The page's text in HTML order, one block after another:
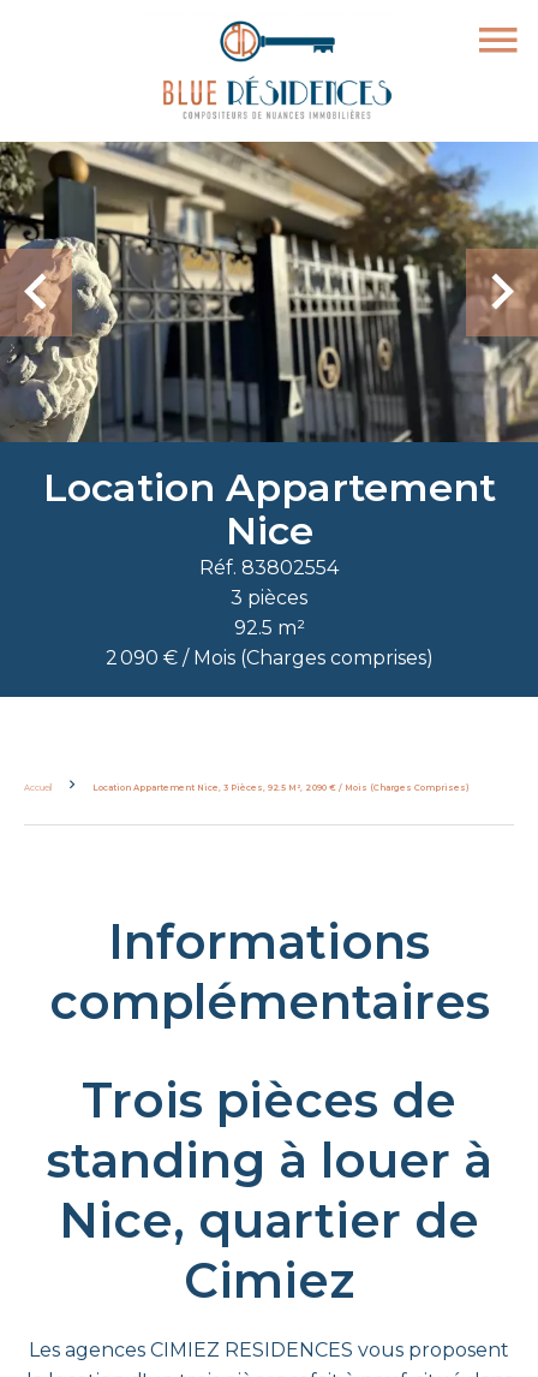
Location Appartement
Nice
Réf. 83802554
3 pièces
92.5 m²
2 090 € / Mois (Charges comprises)
Accueil Location Appartement Nice, 3 Pièces, 92.5 M², 2 090 € / Mois (Charges Comprises)
Informations
complémentaires
Trois pièces de
standing à louer à
Nice, quartier de
Cimiez
Les agences CIMIEZ RESIDENCES vous proposent